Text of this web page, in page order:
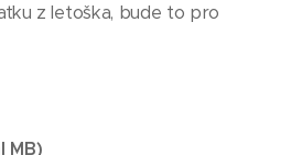
z letoška, bude to pro
MB)